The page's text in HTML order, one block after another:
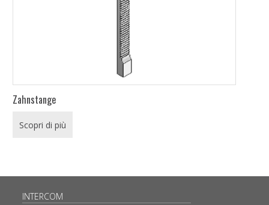
Zahnstange
Scopri di più
INTERCOM